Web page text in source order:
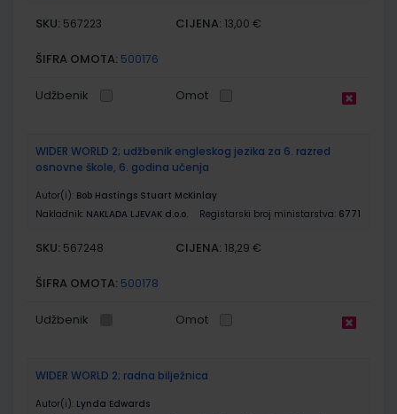
SKU: 567223 CIJENA: 13,00 €
ŠIFRA OMOTA: 500176
Udžbenik Omot
WIDER WORLD 2; udžbenik engleskog jezika za 6. razred
osnovne škole, 6. godina učenja
Autor(i): Bob Hastings Stuart McKinlay
Nakladnik: NAKLADA LJEVAK d.o.o. Registarski broj ministarstva: 6771
SKU: 567248 CIJENA: 18,29 €
ŠIFRA OMOTA: 500178
Udžbenik Omot
WIDER WORLD 2; radna bilježnica
Autor(i): Lynda Edwards